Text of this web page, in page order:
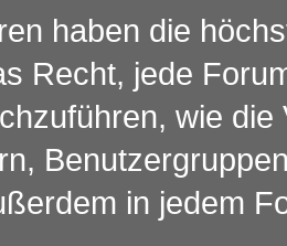
haben die
Recht, jede
wie
in jedem